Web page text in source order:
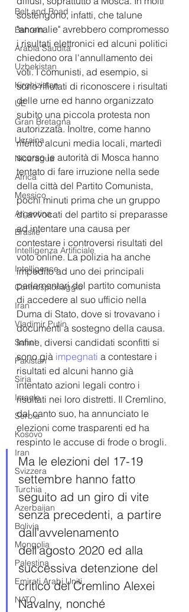
Belt and Road
Bahrein
Arabia Saudita
Uzbekistan
Kirghizistan
UE
Gran Bretagna
Ucraina
Nicaragua
Africa
Messico
Argentina
Brasile
Intelligenza Artificiale
Intelligence
Controspionaggio
Iran
Vladimir Putin
Sahel
Pakistan
Siria
Israele
Serbia
Kosovo
Iran
Svizzera
Turchia
Azerbaijan
Bolivia
Mongolia
Palestina
Emirati Arabi Uniti
NATO
sostengono, infatti, che talune
"anomalie" avrebbero compromesso
i risultati elettronici ed alcuni politici
chiedono ora l'annullamento dei
voti. I comunisti, ad esempio, si
sono rifiutati di riconoscere i risultati
delle urne ed hanno organizzato
subito una piccola protesta non
autorizzata. Inoltre, come hanno
riferito alcuni media locali, martedì
scorso le autorità di Mosca hanno
tentato di fare irruzione nella sede
della città del Partito Comunista,
pochi minuti prima che un gruppo
di avvocati del partito si preparasse
ad intentare una causa per
contestare i controversi risultati del
voto online. La polizia ha anche
impedito ad uno dei principali
parlamentari del partito comunista
di accedere al suo ufficio nella
Duma di Stato, dove si trovavano i
documenti a sostegno della causa.
Infine, diversi candidati sconfitti si
sono già impegnati a contestare i
risultati ed alcuni hanno già
intentato azioni legali contro i
risultati nei loro distretti. Il Cremlino,
dal canto suo, ha annunciato le
elezioni come trasparenti ed ha
respinto le accuse di frode o brogli.
Ma le elezioni del 17-19
settembre hanno fatto
seguito ad un giro di vite
senza precedenti, a partire
dall'avvelenamento
dell'agosto 2020 ed alla
successiva detenzione del
critico del Cremlino Alexei
Navalny, nonché